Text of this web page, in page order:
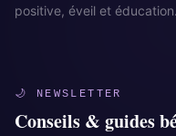
positive, éveil et éducation.
🌙 NEWSLETTER
Conseils & guides